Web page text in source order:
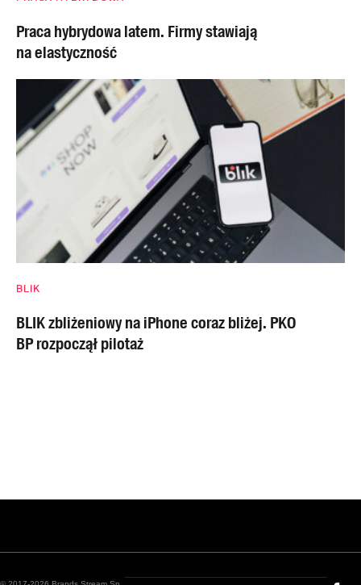
Praca hybrydowa latem. Firmy stawiają
na elastyczność
BLIK
BLIK zbliżeniowy na iPhone coraz bliżej. PKO
BP rozpoczął pilotaż